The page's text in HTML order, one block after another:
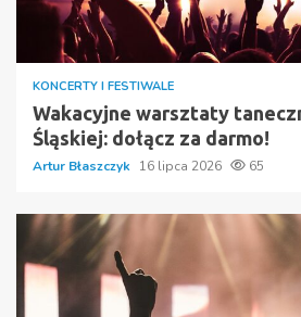
KONCERTY I FESTIWALE
Wakacyjne warsztaty
Śląskiej: dołącz za darmo!
Artur Błaszczyk 16 lipca 2026 65